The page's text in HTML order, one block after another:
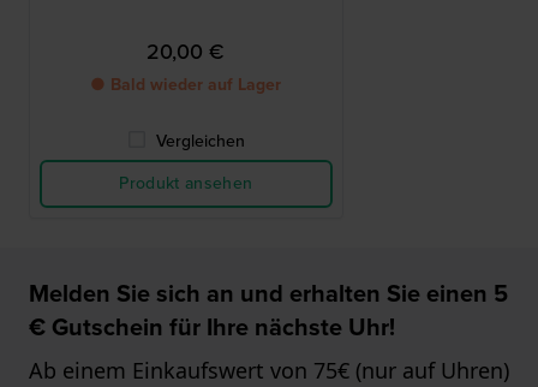
20,00 €
● Bald wieder auf Lager
Vergleichen
Produkt ansehen
Melden Sie sich an und erhalten Sie einen 5
€ Gutschein für Ihre nächste Uhr!
Ab einem Einkaufswert von 75€ (nur auf Uhren)